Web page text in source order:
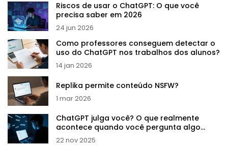
Riscos de usar o ChatGPT: O que você
precisa saber em 2026
24 jun 2026
Como professores conseguem detectar o
uso do ChatGPT nos trabalhos dos alunos?
14 jan 2026
Replika permite conteúdo NSFW?
1 mar 2026
ChatGPT julga você? O que realmente
acontece quando você pergunta algo
sensível
22 nov 2025